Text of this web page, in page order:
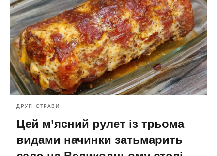
ДРУГІ СТРАВИ
Цей м’ясний рулет із трьома
видами начинки затьмарить